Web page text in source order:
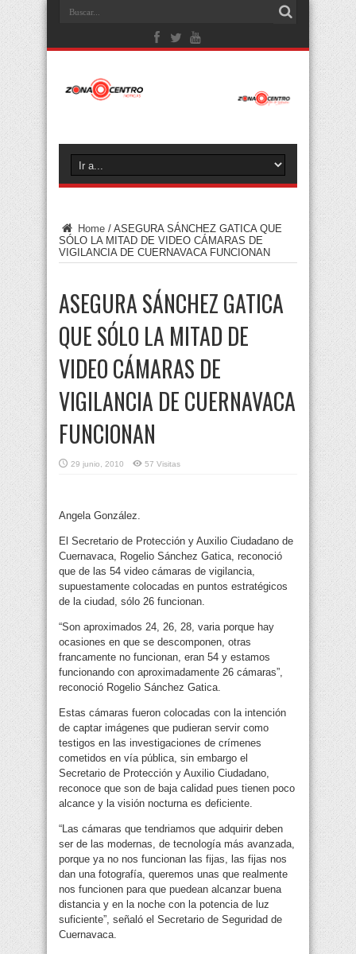
Home / ASEGURA SÁNCHEZ GATICA QUE
SÓLO LA MITAD DE VIDEO CÁMARAS DE
VIGILANCIA DE CUERNAVACA FUNCIONAN
ASEGURA SÁNCHEZ GATICA
QUE SÓLO LA MITAD DE
VIDEO CÁMARAS DE
VIGILANCIA DE CUERNAVACA
FUNCIONAN
29 junio, 2010 57 Visitas
Angela González.
El Secretario de Protección y Auxilio Ciudadano de
Cuernavaca, Rogelio Sánchez Gatica, reconoció
que de las 54 video cámaras de vigilancia,
supuestamente colocadas en puntos estratégicos
de la ciudad, sólo 26 funcionan.
“Son aproximados 24, 26, 28, varia porque hay
ocasiones en que se descomponen, otras
francamente no funcionan, eran 54 y estamos
funcionando con aproximadamente 26 cámaras”,
reconoció Rogelio Sánchez Gatica.
Estas cámaras fueron colocadas con la intención
de captar imágenes que pudieran servir como
testigos en las investigaciones de crímenes
cometidos en vía pública, sin embargo el
Secretario de Protección y Auxilio Ciudadano,
reconoce que son de baja calidad pues tienen poco
alcance y la visión nocturna es deficiente.
“Las cámaras que tendriamos que adquirir deben
ser de las modernas, de tecnología más avanzada,
porque ya no nos funcionan las fijas, las fijas nos
dan una fotografía, queremos unas que realmente
nos funcionen para que puedean alcanzar buena
distancia y en la noche con la potencia de luz
suficiente”, señaló el Secretario de Seguridad de
Cuernavaca.